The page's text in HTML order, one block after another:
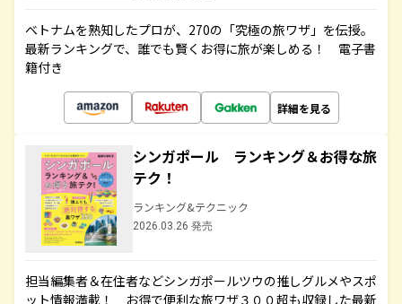
ベトナムを熟知したプロが、270の「究極の旅ワザ」を伝授。
最新ランキングで、誰でも賢くお得に旅が楽しめる！ 電子書
籍付き
詳細を見る
シンガポール ランキング＆お得な旅
テク！
ランキング&テクニック
2026.03.26 発売
担当編集者＆在住者などシンガポールツウの推しグルメやスポ
ット情報満載！ お得で便利な旅ワザ３００超も収録した最新